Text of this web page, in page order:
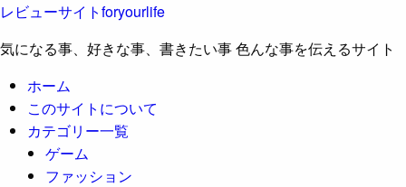
レビューサイトforyourlife
気になる事、好きな事、書きたい事 色んな事を伝えるサイト
ホーム
このサイトについて
カテゴリー一覧
ゲーム
ファッション